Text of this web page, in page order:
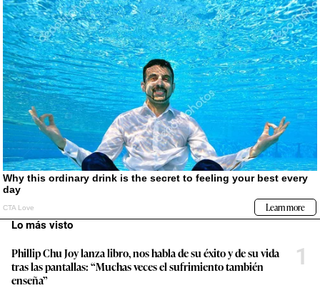
Lo más visto
Phillip Chu Joy lanza libro, nos habla de su éxito y de su vida
tras las pantallas: “Muchas veces el sufrimiento también
enseña”
1